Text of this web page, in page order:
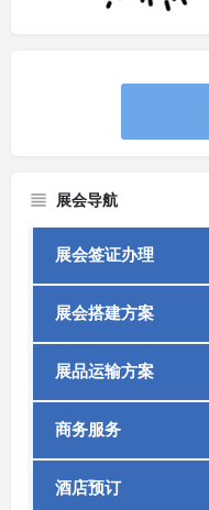
展会导航
展会签证办理
展会搭建方案
展品运输方案
商务服务
酒店预订